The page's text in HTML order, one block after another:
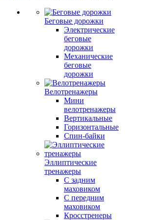
Беговые дорожки
Электрические
беговые
дорожки
Механические
беговые
дорожки
Велотренажеры
Мини
велотренажеры
Вертикальные
Горизонтальные
Спин-байки
Эллиптические
тренажеры
С задним
маховиком
С передним
маховиком
Кросстренеры